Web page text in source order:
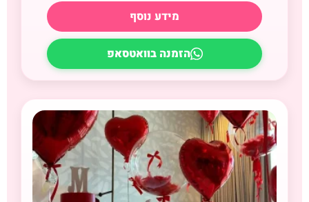
מידע נוסף
הזמנה בוואטסאפ